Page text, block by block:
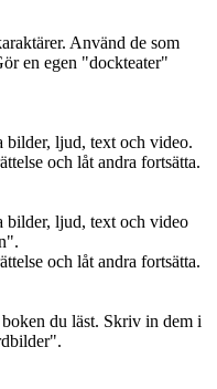
Använd de som
en egen "dockteater"
bilder, ljud, text och video.
och låt andra fortsätta.
bilder, ljud, text och video
och låt andra fortsätta.
du läst. Skriv in dem i